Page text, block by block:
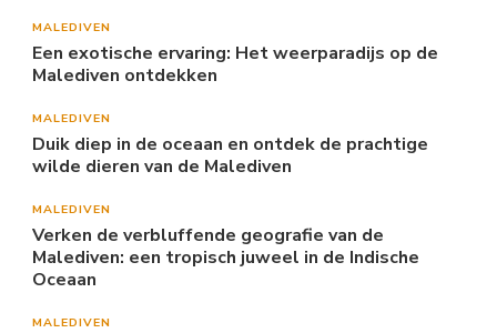
MALEDIVEN
Een exotische ervaring: Het weerparadijs op de
Malediven ontdekken
MALEDIVEN
Duik diep in de oceaan en ontdek de prachtige
wilde dieren van de Malediven
MALEDIVEN
Verken de verbluffende geografie van de
Malediven: een tropisch juweel in de Indische
Oceaan
MALEDIVEN